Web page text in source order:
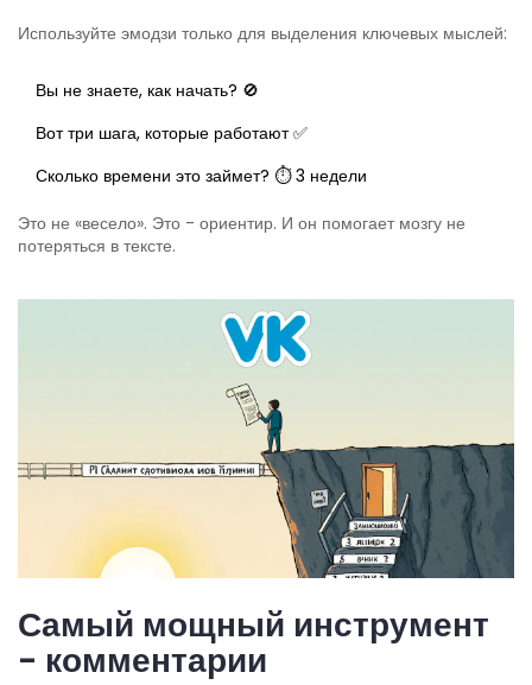
Используйте эмодзи только для выделения ключевых мыслей:
Вы не знаете, как начать? 🚫
Вот три шага, которые работают ✅
Сколько времени это займет? ⏱️ 3 недели
Это не «весело». Это - ориентир. И он помогает мозгу не
потеряться в тексте.
Самый мощный инструмент
- комментарии